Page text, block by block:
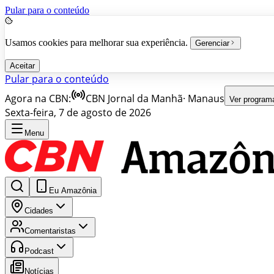
Pular para o conteúdo
Usamos cookies para melhorar sua experiência. Gerenciar
Aceitar
Pular para o conteúdo
Agora na CBN:
CBN Jornal da Manhã· Manaus Ver
Sexta-feira, 7 de agosto de 2026
Menu
Eu Amazônia
Cidades
Comentaristas
Podcast
Notícias